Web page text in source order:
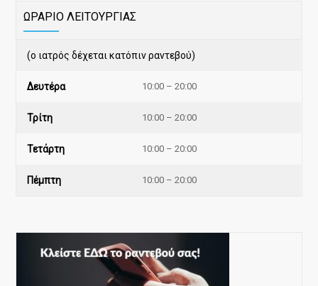
ΩΡΑΡΙΟ ΛΕΙΤΟΥΡΓΙΑΣ
(ο ιατρός δέχεται κατόπιν ραντεβού)
Δευτέρα 10:00 – 20:00
Τρίτη 10:00 – 20:00
Τετάρτη 10:00 – 20:00
Πέμπτη 10:00 – 20:00